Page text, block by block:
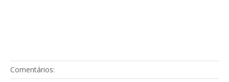
Comentários: